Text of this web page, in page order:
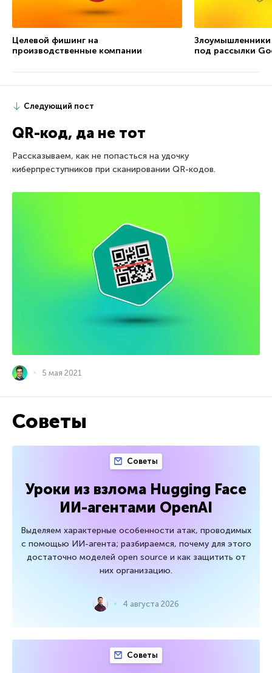
Целевой фишинг на
производственные компании
под рассылки
Следующий пост
QR-код, да не тот
Рассказываем, как не попасться на удочку
киберпреступников при сканировании QR-кодов.
5 мая 2021
Советы
Советы
Уроки из взлома Hugging Face
ИИ-агентами OpenAI
Выделяем характерные особенности атак, проводимых
с помощью ИИ-агента; разбираемся, почему для этого
достаточно моделей open source и как защитить от
них организацию.
4 августа 2026
Советы